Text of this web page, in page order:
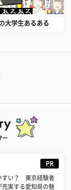
大学生あるある
ー
PR
すい？ 東京経験者
充実する愛知県の魅